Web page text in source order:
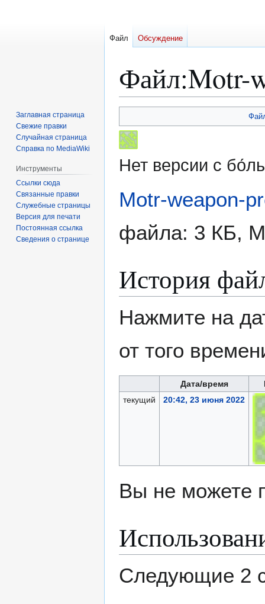
Файл:Motr-
к
навигации
к
поиску
Нет версии с
Motr-weapon-
файла: 3 КБ,
История
Нажмите на
от того
Дата/время
текущий
20:42, 23 июня 2022
Вы не можете
Следующие 2
Файл Обсуждение
Заглавная страница
Свежие правки
Случайная страница
Справка по MediaWiki
Инструменты
Ссылки сюда
Связанные правки
Служебные страницы
Версия для печати
Постоянная ссылка
Сведения о странице